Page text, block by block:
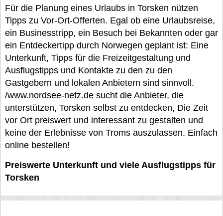
Für die Planung eines Urlaubs in Torsken nützen
Tipps zu Vor-Ort-Offerten. Egal ob eine Urlaubsreise,
ein Businesstripp, ein Besuch bei Bekannten oder gar
ein Entdeckertipp durch Norwegen geplant ist: Eine
Unterkunft, Tipps für die Freizeitgestaltung und
Ausflugstipps und Kontakte zu den zu den
Gastgebern und lokalen Anbietern sind sinnvoll.
/www.nordsee-netz.de sucht die Anbieter, die
unterstützen, Torsken selbst zu entdecken, Die Zeit
vor Ort preiswert und interessant zu gestalten und
keine der Erlebnisse von Troms auszulassen. Einfach
online bestellen!
Preiswerte Unterkunft und viele Ausflugstipps für
Torsken